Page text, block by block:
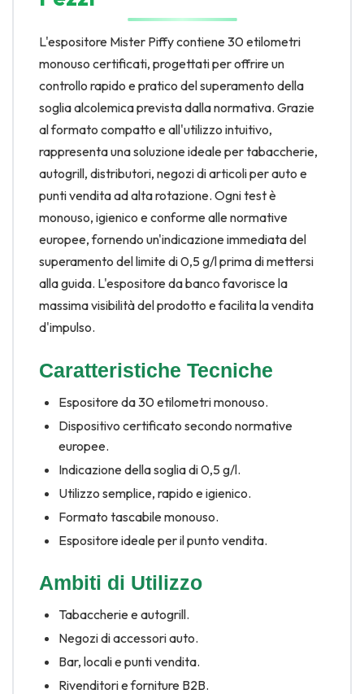
L'espositore Mister Piffy contiene 30 etilometri
monouso certificati, progettati per offrire un
controllo rapido e pratico del superamento della
soglia alcolemica prevista dalla normativa. Grazie
al formato compatto e all'utilizzo intuitivo,
rappresenta una soluzione ideale per tabaccherie,
autogrill, distributori, negozi di articoli per auto e
punti vendita ad alta rotazione. Ogni test è
monouso, igienico e conforme alle normative
europee, fornendo un'indicazione immediata del
superamento del limite di 0,5 g/l prima di mettersi
alla guida. L'espositore da banco favorisce la
massima visibilità del prodotto e facilita la vendita
d'impulso.
Caratteristiche Tecniche
Espositore da 30 etilometri monouso.
Dispositivo certificato secondo normative
europee.
Indicazione della soglia di 0,5 g/l.
Utilizzo semplice, rapido e igienico.
Formato tascabile monouso.
Espositore ideale per il punto vendita.
Ambiti di Utilizzo
Tabaccherie e autogrill.
Negozi di accessori auto.
Bar, locali e punti vendita.
Rivenditori e forniture B2B.